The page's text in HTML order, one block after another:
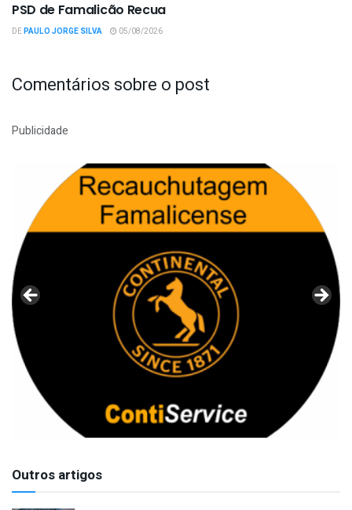
PSD de Famalicão Recua
DEPAULO JORGE SILVA 05/08/2026
Comentários sobre o post
Publicidade
Outros artigos